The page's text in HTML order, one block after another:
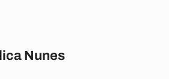
Nunes